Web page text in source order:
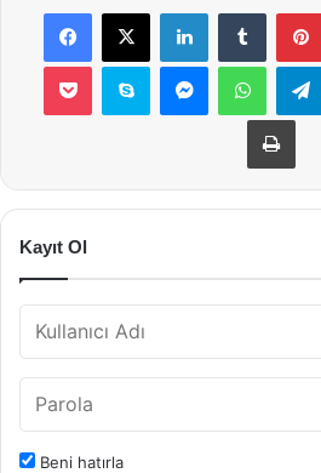
Facebook
X LinkedInTumblr
Pocket Skype Messenger
Kayıt Ol
Beni hatırla